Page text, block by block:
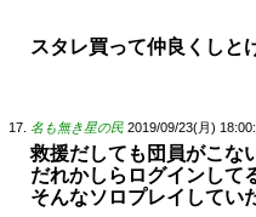
スタレ買って仲良くしと
名も無き星の民 2019/09/23(月)
救援だしても団員がこな
だれかしらログインして
そんなソロプレイしてい